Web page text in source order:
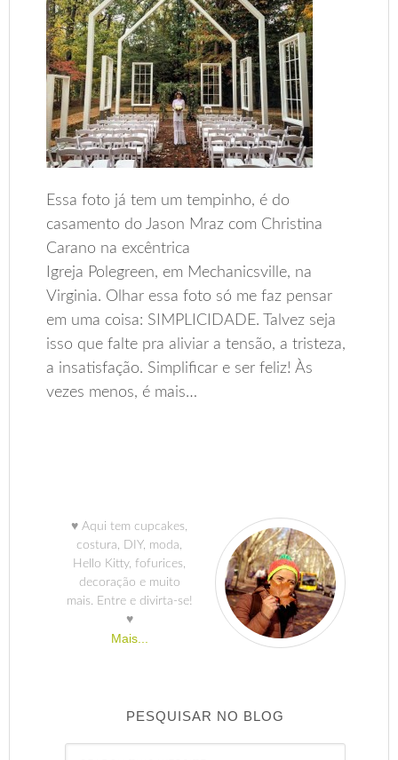
Essa foto já tem um tempinho, é do
casamento do Jason Mraz com Christina
Carano na excêntrica
Igreja Polegreen, em Mechanicsville, na
Virginia. Olhar essa foto só me faz pensar
em uma coisa: SIMPLICIDADE. Talvez seja
isso que falte pra aliviar a tensão, a tristeza,
a insatisfação. Simplificar e ser feliz! Às
vezes menos, é mais…
♥ Aqui tem cupcakes,
costura, DIY, moda,
Hello Kitty, fofurices,
decoração e muito
mais. Entre e divirta-se!
♥
Mais...
PESQUISAR NO BLOG